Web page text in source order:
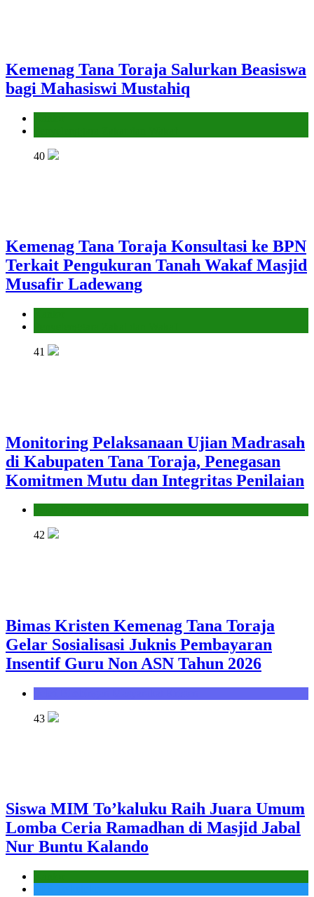
Kemenag Tana Toraja Salurkan Beasiswa
bagi Mahasiswi Mustahiq
40
Kemenag Tana Toraja Konsultasi ke BPN
Terkait Pengukuran Tanah Wakaf Masjid
Musafir Ladewang
41
Monitoring Pelaksanaan Ujian Madrasah
di Kabupaten Tana Toraja, Penegasan
Komitmen Mutu dan Integritas Penilaian
42
Bimas Kristen Kemenag Tana Toraja
Gelar Sosialisasi Juknis Pembayaran
Insentif Guru Non ASN Tahun 2026
43
Siswa MIM To’kaluku Raih Juara Umum
Lomba Ceria Ramadhan di Masjid Jabal
Nur Buntu Kalando